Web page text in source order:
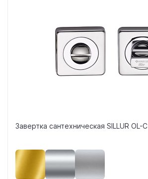
Завертка сантехническая SILLUR OL-C